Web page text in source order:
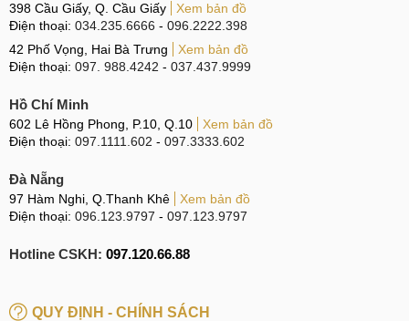
kỳ vọng gì về việc hãng sẽ trang bị trên Lenovo Xiaoxin Pad
Pro 12.7 (2024)? Hãy cùng để lại ý kiến dưới phần bình
luận nhé!
398 Cầu Giấy, Q. Cầu Giấy
Xem bản đồ
Điện thoại: 034.235.6666 - 096.2222.398
42 Phố Vọng, Hai Bà Trưng
Xem bản đồ
Điện thoại: 097. 988.4242 - 037.437.9999
Hồ Chí Minh
602 Lê Hồng Phong, P.10, Q.10
Xem bản đồ
Điện thoại: 097.1111.602 - 097.3333.602
Đà Nẵng
97 Hàm Nghi, Q.Thanh Khê
Xem bản đồ
Điện thoại: 096.123.9797 - 097.123.9797
Hotline CSKH: 097.120.66.88
QUY ĐỊNH - CHÍNH SÁCH